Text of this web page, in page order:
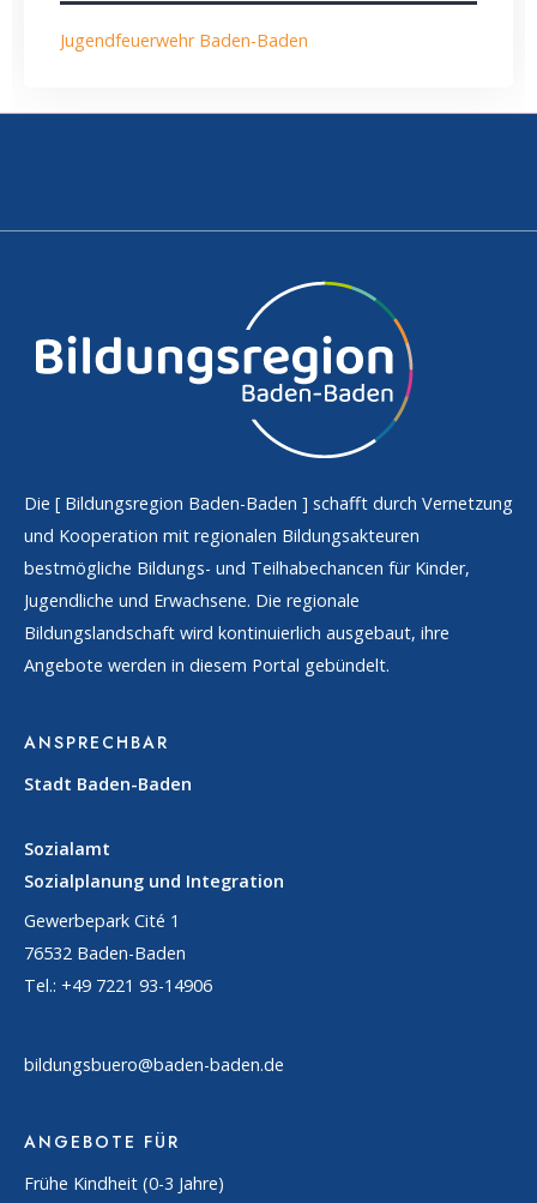
Jugendfeuerwehr Baden-Baden
Die [ Bildungsregion Baden-Baden ] schafft durch Vernetzung
und Kooperation mit regionalen Bildungsakteuren
bestmögliche Bildungs- und Teilhabechancen für Kinder,
Jugendliche und Erwachsene. Die regionale
Bildungslandschaft wird kontinuierlich ausgebaut, ihre
Angebote werden in diesem Portal gebündelt.
ANSPRECHBAR
Stadt Baden-Baden
Sozialamt
Sozialplanung und Integration
Gewerbepark Cité 1
76532 Baden-Baden
Tel.: +49 7221 93-14906
bildungsbuero@baden-baden.de
ANGEBOTE FÜR
Frühe Kindheit (0-3 Jahre)